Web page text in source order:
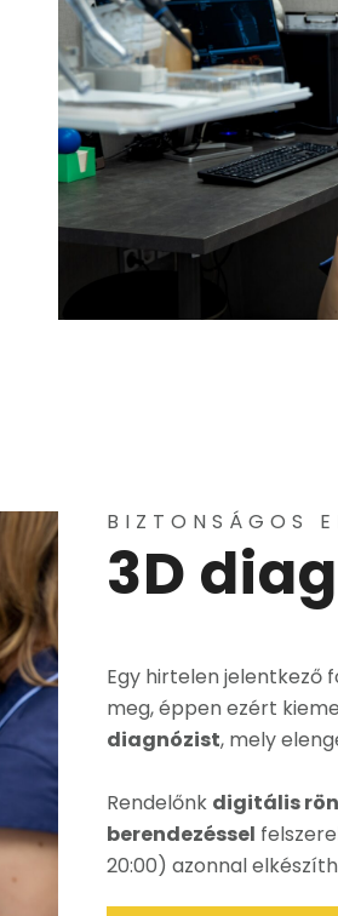
BIZTONSÁGOS
3D
Egy hirtelen jelentkező
meg, éppen ezért
diagnózist, mely
Rendelőnk digitális
berendezéssel
20:00) azonnal